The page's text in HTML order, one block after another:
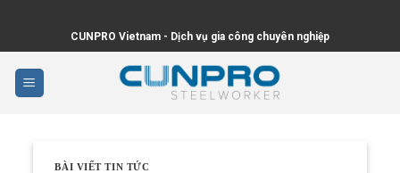
content
CUNPRO Vietnam - Dịch vụ gia công chuyên nghiệp
BÀI VIẾT TIN TỨC